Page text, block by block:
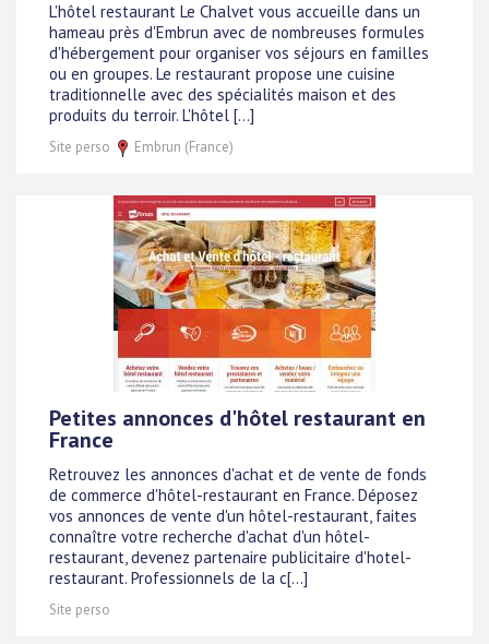
L'hôtel restaurant Le Chalvet vous accueille dans un
hameau près d'Embrun avec de nombreuses formules
d'hébergement pour organiser vos séjours en familles
ou en groupes. Le restaurant propose une cuisine
traditionnelle avec des spécialités maison et des
produits du terroir. L'hôtel [...]
Site perso Embrun (France)
Petites annonces d'hôtel restaurant en
France
Retrouvez les annonces d'achat et de vente de fonds
de commerce d'hôtel-restaurant en France. Déposez
vos annonces de vente d'un hôtel-restaurant, faites
connaître votre recherche d'achat d'un hôtel-
restaurant, devenez partenaire publicitaire d'hotel-
restaurant. Professionnels de la c[...]
Site perso